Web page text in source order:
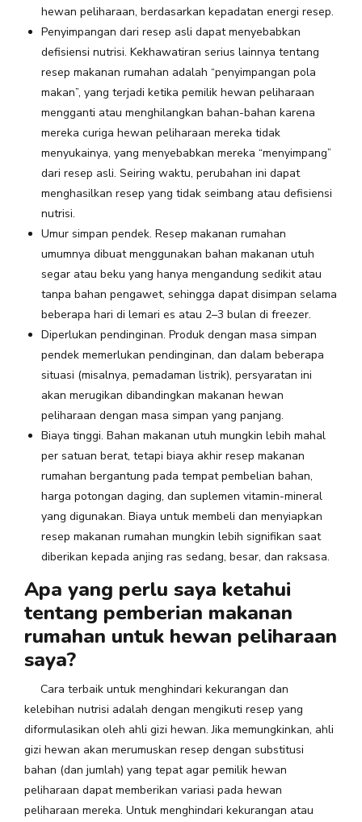
hewan peliharaan, berdasarkan kepadatan energi resep.
Penyimpangan dari resep asli dapat menyebabkan
defisiensi nutrisi. Kekhawatiran serius lainnya tentang
resep makanan rumahan adalah “penyimpangan pola
makan”, yang terjadi ketika pemilik hewan peliharaan
mengganti atau menghilangkan bahan-bahan karena
mereka curiga hewan peliharaan mereka tidak
menyukainya, yang menyebabkan mereka “menyimpang”
dari resep asli. Seiring waktu, perubahan ini dapat
menghasilkan resep yang tidak seimbang atau defisiensi
nutrisi.
Umur simpan pendek. Resep makanan rumahan
umumnya dibuat menggunakan bahan makanan utuh
segar atau beku yang hanya mengandung sedikit atau
tanpa bahan pengawet, sehingga dapat disimpan selama
beberapa hari di lemari es atau 2–3 bulan di freezer.
Diperlukan pendinginan. Produk dengan masa simpan
pendek memerlukan pendinginan, dan dalam beberapa
situasi (misalnya, pemadaman listrik), persyaratan ini
akan merugikan dibandingkan makanan hewan
peliharaan dengan masa simpan yang panjang.
Biaya tinggi. Bahan makanan utuh mungkin lebih mahal
per satuan berat, tetapi biaya akhir resep makanan
rumahan bergantung pada tempat pembelian bahan,
harga potongan daging, dan suplemen vitamin-mineral
yang digunakan. Biaya untuk membeli dan menyiapkan
resep makanan rumahan mungkin lebih signifikan saat
diberikan kepada anjing ras sedang, besar, dan raksasa.
Apa yang perlu saya ketahui
tentang pemberian makanan
rumahan untuk hewan peliharaan
saya?
Cara terbaik untuk menghindari kekurangan dan
kelebihan nutrisi adalah dengan mengikuti resep yang
diformulasikan oleh ahli gizi hewan. Jika memungkinkan, ahli
gizi hewan akan merumuskan resep dengan substitusi
bahan (dan jumlah) yang tepat agar pemilik hewan
peliharaan dapat memberikan variasi pada hewan
peliharaan mereka. Untuk menghindari kekurangan atau